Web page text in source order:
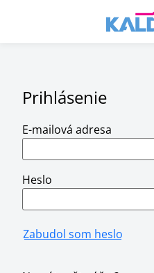
Prihlásenie
E-mailová adresa
Heslo